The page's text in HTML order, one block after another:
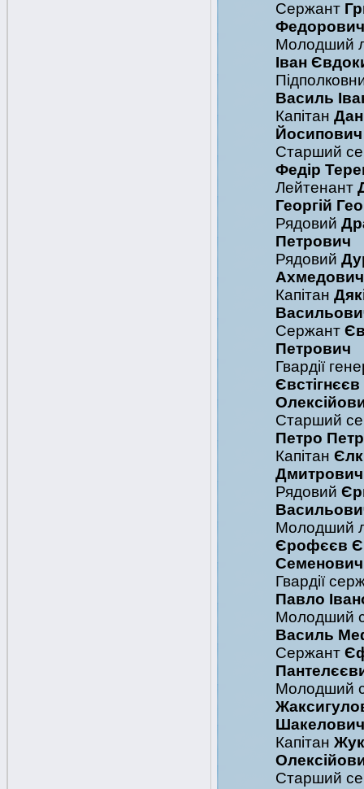
Сержант
Федорович
Молодший
Іван
Василь
Капітан
Йосипович
Старший
Федір
Лейтенант
Георгій
Рядовий
Петрович
Рядовий
Ахмедович
Капітан
Сержант
Петрович
Гвардії
Старший
Петро
Капітан
Дмитрович
Рядовий
Молодший
Єрофєєв
Семенович
Гвардії
Павло
Молодший
Василь
Сержант
Молодший
Шакелович
Капітан
Старший